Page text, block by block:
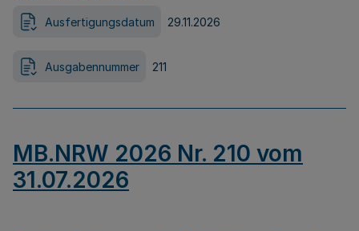
Ausfertigungsdatum 29.11.2026
Ausgabennummer 211
MB.NRW 2026 Nr. 210 vom
31.07.2026